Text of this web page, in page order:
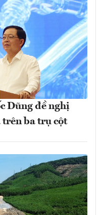
Dũng đề nghị
ba trụ cột